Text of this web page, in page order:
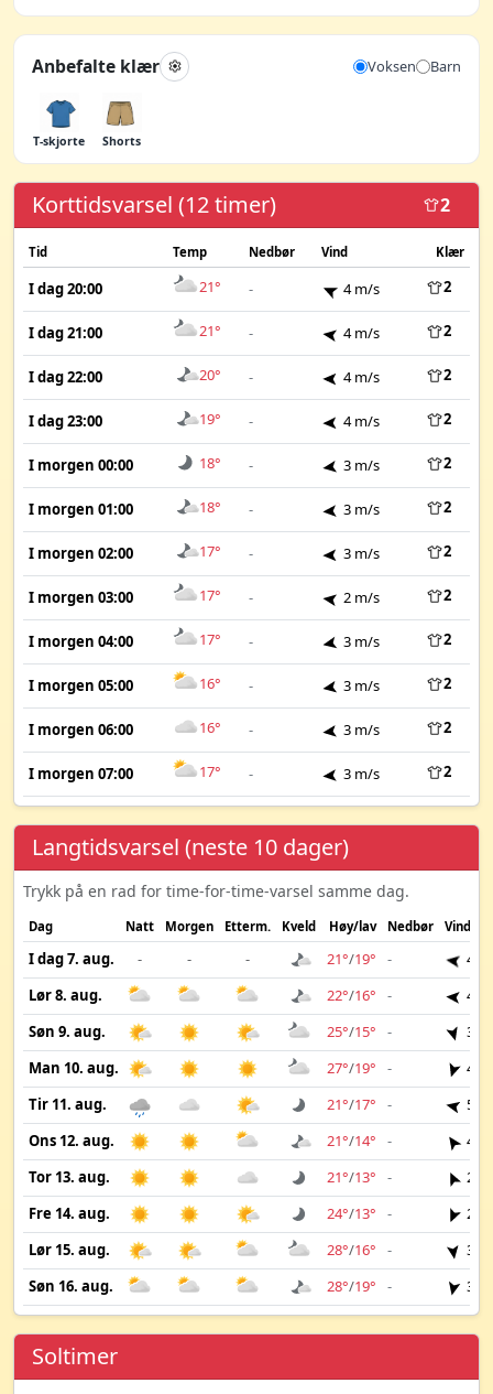
Anbefalte klær Voksen Barn
T-skjorte Shorts
Korttidsvarsel (12 timer) 2
Tid Temp Nedbør Vind Klær
I dag 20:00 21° - 4 m/s 2
I dag 21:00 21° - 4 m/s 2
I dag 22:00 20° - 4 m/s 2
I dag 23:00 19° - 4 m/s 2
I morgen 00:00 18° - 3 m/s 2
I morgen 01:00 18° - 3 m/s 2
I morgen 02:00 17° - 3 m/s 2
I morgen 03:00 17° - 2 m/s 2
I morgen 04:00 17° - 3 m/s 2
I morgen 05:00 16° - 3 m/s 2
I morgen 06:00 16° - 3 m/s 2
I morgen 07:00 17° - 3 m/s 2
Langtidsvarsel (neste 10 dager)
Trykk på en rad for time-for-time-varsel samme dag.
Dag Natt Morgen Etterm. Kveld Høy/lav Nedbør Vind
I dag 7. aug. - - - 21°/19° -
4
Lør 8. aug.
22°/16° -
4
Søn 9. aug.
25°/15° -
3
Man 10. aug.
27°/19° -
4
Tir 11. aug.
21°/17° -
5
Ons 12. aug.
21°/14° -
4
Tor 13. aug.
21°/13° -
2
Fre 14. aug.
24°/13° -
2
Lør 15. aug.
28°/16° -
3
Søn 16. aug.
28°/19° - 3
Soltimer